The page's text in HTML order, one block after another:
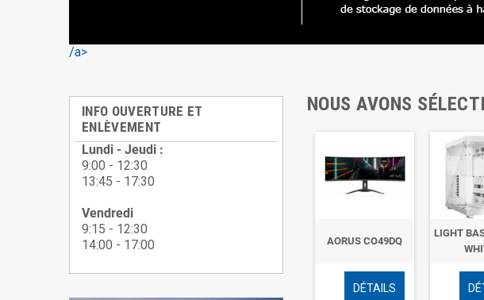
/a>
INFO OUVERTURE ET
ENLÈVEMENT
Lundi - Jeudi :
9:00 - 12:30
13:45 - 17:30
Vendredi
9:15 - 12:30
14:00 - 17:00
NOUS AVONS
AORUS CO49DQ
DÉTAILS
LIGHT